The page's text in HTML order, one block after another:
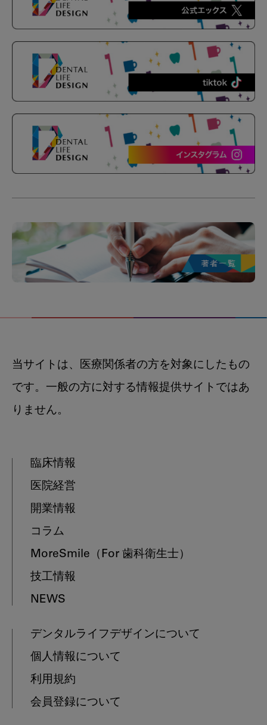
当サイトは、医療関係者の方を対象にしたもの
です。一般の方に対する情報提供サイトではあ
りません。
臨床情報
医院経営
開業情報
コラム
MoreSmile （For 歯科衛生士）
技工情報
NEWS
デンタルライフデザインについて
個人情報について
利用規約
会員登録について